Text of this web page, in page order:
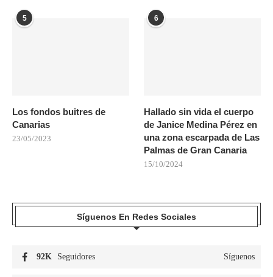
5
Los fondos buitres de
Canarias
23/05/2023
6
Hallado sin vida el cuerpo
de Janice Medina Pérez en
una zona escarpada de Las
Palmas de Gran Canaria
15/10/2024
Síguenos En Redes Sociales
92K Seguidores Síguenos